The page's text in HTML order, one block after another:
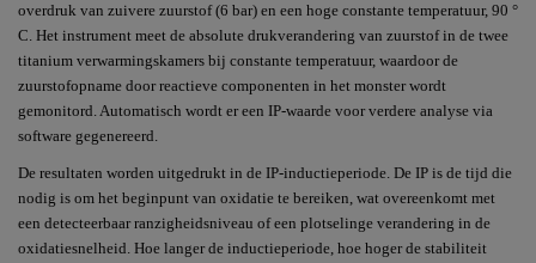
overdruk van zuivere zuurstof (6 bar) en een hoge constante temperatuur, 90 °
C. Het instrument meet de absolute drukverandering van zuurstof in de twee
titanium verwarmingskamers bij constante temperatuur, waardoor de
zuurstofopname door reactieve componenten in het monster wordt
gemonitord. Automatisch wordt er een IP-waarde voor verdere analyse via
software gegenereerd.
De resultaten worden uitgedrukt in de IP-inductieperiode. De IP is de tijd die
nodig is om het beginpunt van oxidatie te bereiken, wat overeenkomt met
een detecteerbaar ranzigheidsniveau of een plotselinge verandering in de
oxidatiesnelheid. Hoe langer de inductieperiode, hoe hoger de stabiliteit